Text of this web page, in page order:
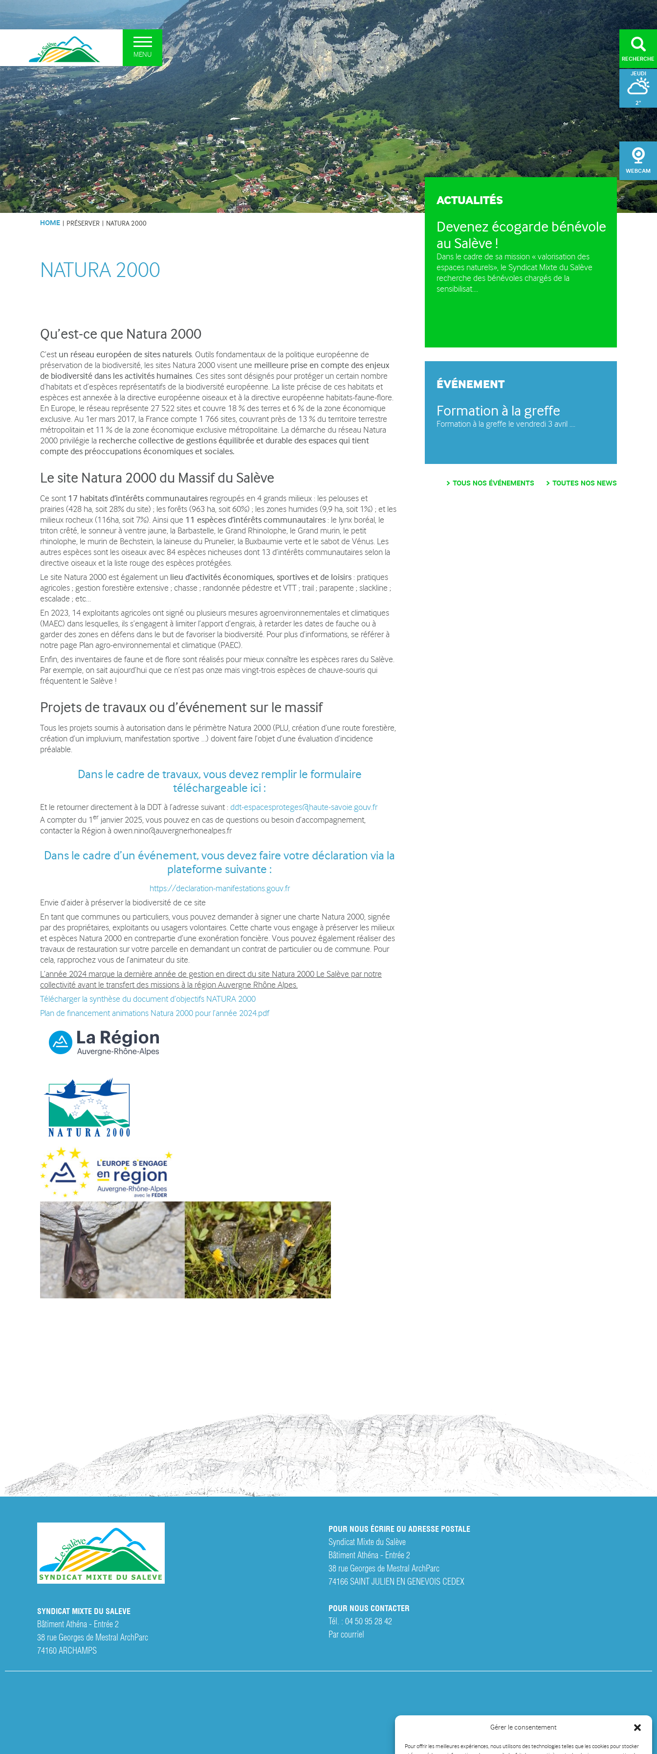
Gérer le consentement
Pour offrir les meilleures expériences, nous utilisons des technologies telles que les cookies pour stocker
UN SYNDICAT POUR LE
SALÈVE
Présentation et missions
Situation
Interlocuteurs
Actualités
Comités Syndicaux
DÉCOUVRIR
Le plateau sommital
La forêt
Les zones humides
Les falaises
Curiosités géologiques
PRÉSERVER
Natura 2000
Directive paysagère du Salève
Espaces naturels sensibles
Vergers haute-tige
Association Foncière Pastorale
VALORISER
Accueil du public (MDS)
Balisage et entretien des
itinéraires de randonnée
Aménagement du massif
Valorisation du patrimoine
Charte de développement
Plan de circulation des
vehicules à moteur
Animations de la Maison du
Salève
Evènements sur le Salève
Visites, conférences
Tourisme
Associations, partenaires
Institutions partenaires
Contact
RECHERCHE
JEUDI
2°
VENDREDI
4°
SAMEDI
3°
WEBCAM
MENU
HOME | PRÉSERVER | NATURA 2000
NATURA 2000
Qu’est-ce que Natura 2000
C’est un réseau européen de sites naturels. Outils fondamentaux de la politique européenne de
préservation de la biodiversité, les sites Natura 2000 visent une meilleure prise en compte des enjeux
de biodiversité dans les activités humaines. Ces sites sont désignés pour protéger un certain nombre
d’habitats et d’espèces représentatifs de la biodiversité européenne. La liste précise de ces habitats et
espèces est annexée à la directive européenne oiseaux et à la directive européenne habitats-faune-flore.
En Europe, le réseau représente 27 522 sites et couvre 18 % des terres et 6 % de la zone économique
exclusive. Au 1er mars 2017, la France compte 1 766 sites, couvrant près de 13 % du territoire terrestre
métropolitain et 11 % de la zone économique exclusive métropolitaine. La démarche du réseau Natura
2000 privilégie la recherche collective de gestions équilibrée et durable des espaces qui tient
compte des préoccupations économiques et sociales.
Le site Natura 2000 du Massif du Salève
Ce sont 17 habitats d’intérêts communautaires regroupés en 4 grands milieux : les pelouses et
prairies (428 ha, soit 28% du site) ; les forêts (963 ha, soit 60%) ; les zones humides (9,9 ha, soit 1%) ; et les
milieux rocheux (116ha, soit 7%). Ainsi que 11 espèces d’intérêts communautaires : le lynx boréal, le
triton crêté, le sonneur à ventre jaune, la Barbastelle, le Grand Rhinolophe, le Grand murin, le petit
rhinolophe, le murin de Bechstein, la laineuse du Prunelier, la Buxbaumie verte et le sabot de Vénus. Les
autres espèces sont les oiseaux avec 84 espèces nicheuses dont 13 d’intérêts communautaires selon la
directive oiseaux et la liste rouge des espèces protégées.
Le site Natura 2000 est également un lieu d’activités économiques, sportives et de loisirs : pratiques
agricoles ; gestion forestière extensive ; chasse ; randonnée pédestre et VTT ; trail ; parapente ; slackline ;
escalade ; etc…
En 2023, 14 exploitants agricoles ont signé ou plusieurs mesures agroenvironnementales et climatiques
(MAEC) dans lesquelles, ils s’engagent à limiter l’apport d’engrais, à retarder les dates de fauche ou à
garder des zones en défens dans le but de favoriser la biodiversité. Pour plus d’informations, se référer à
notre page Plan agro-environnemental et climatique (PAEC).
Enfin, des inventaires de faune et de flore sont réalisés pour mieux connaître les espèces rares du Salève.
Par exemple, on sait aujourd’hui que ce n’est pas onze mais vingt-trois espèces de chauve-souris qui
fréquentent le Salève !
Projets de travaux ou d’événement sur le massif
Tous les projets soumis à autorisation dans le périmètre Natura 2000 (PLU, création d’une route forestière,
création d’un impluvium, manifestation sportive …) doivent faire l’objet d’une évaluation d’incidence
préalable.
Dans le cadre de travaux, vous devez remplir le formulaire
téléchargeable ici :
Et le retourner directement à la DDT à l’adresse suivant : ddt-espacesproteges@haute-savoie.gouv.fr
A compter du 1er janvier 2025, vous pouvez en cas de questions ou besoin d’accompagnement,
contacter la Région à owen.nino@auvergnerhonealpes.fr
Dans le cadre d’un événement, vous devez faire votre déclaration via la
plateforme suivante :
https://declaration-manifestations.gouv.fr
Envie d’aider à préserver la biodiversité de ce site
En tant que communes ou particuliers, vous pouvez demander à signer une charte Natura 2000, signée
par des propriétaires, exploitants ou usagers volontaires. Cette charte vous engage à préserver les milieux
et espèces Natura 2000 en contrepartie d’une exonération foncière. Vous pouvez également réaliser des
travaux de restauration sur votre parcelle en demandant un contrat de particulier ou de commune. Pour
cela, rapprochez vous de l’animateur du site.
L’année 2024 marque la dernière année de gestion en direct du site Natura 2000 Le Salève par notre
collectivité avant le transfert des missions à la région Auvergne Rhône Alpes.
Télécharger la synthèse du document d’objectifs NATURA 2000
Plan de financement animations Natura 2000 pour l’année 2024.pdf
ACTUALITÉS
Devenez écogarde bénévole
au Salève !
Dans le cadre de sa mission « valorisation des
espaces naturels», le Syndicat Mixte du Salève
recherche des bénévoles chargés de la
sensibilisat....
ÉVÉNEMENT
Formation à la greffe
Formation à la greffe le vendredi 3 avril ....
TOUS NOS ÉVÉNEMENTS TOUTES NOS NEWS
SYNDICAT MIXTE DU SALEVE
Bâtiment Athéna - Entrée 2
38 rue Georges de Mestral ArchParc
74160 ARCHAMPS
POUR NOUS ÉCRIRE OU ADRESSE POSTALE
Syndicat Mixte du Salève
Bâtiment Athéna - Entrée 2
38 rue Georges de Mestral ArchParc
74166 SAINT JULIEN EN GENEVOIS CEDEX
POUR NOUS CONTACTER
Tél. : 04 50 95 28 42
Par courriel